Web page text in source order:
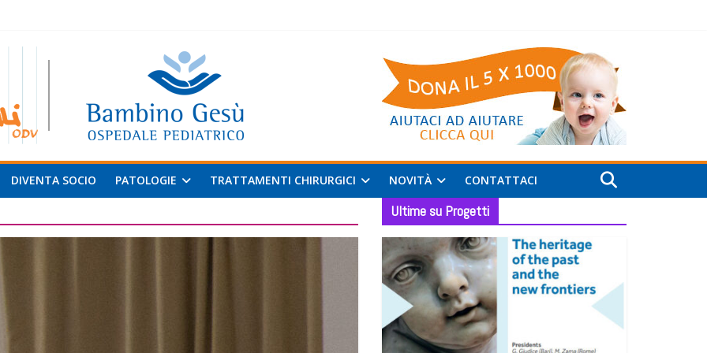
DIVENTA SOCIO PATOLOGIE TRATTAMENTI CHIRURGICI NOVITÀ CONTATTACI
Ultime su Progetti